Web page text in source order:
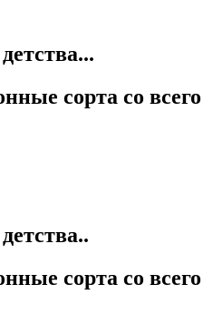
сорта со всего
сорта со всего